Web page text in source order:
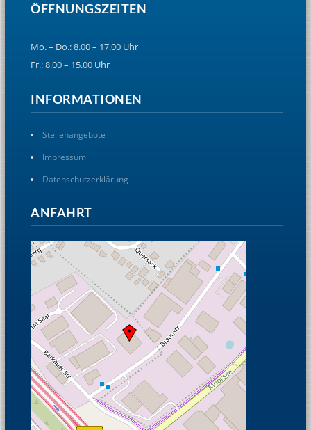
ÖFFNUNGSZEITEN
Mo. – Do.: 8.00 – 17.00 Uhr
Fr.: 8.00 – 15.00 Uhr
INFORMATIONEN
Stellenangebote
Impressum
Datenschutzerklärung
ANFAHRT